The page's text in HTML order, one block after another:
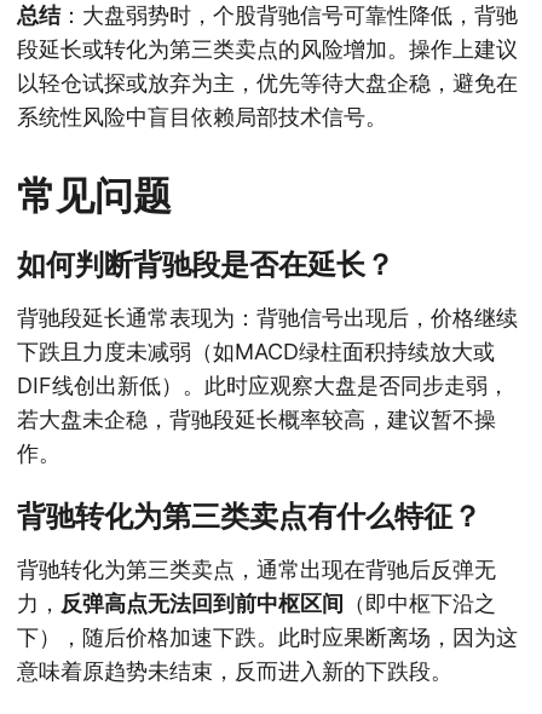
总结：大盘弱势时，个股背驰信号可靠性降低，背驰
段延长或转化为第三类卖点的风险增加。操作上建议
以轻仓试探或放弃为主，优先等待大盘企稳，避免在
系统性风险中盲目依赖局部技术信号。
常见问题
如何判断背驰段是否在延长？
背驰段延长通常表现为：背驰信号出现后，价格继续
下跌且力度未减弱（如MACD绿柱面积持续放大或
DIF线创出新低）。此时应观察大盘是否同步走弱，
若大盘未企稳，背驰段延长概率较高，建议暂不操
作。
背驰转化为第三类卖点有什么特征？
背驰转化为第三类卖点，通常出现在背驰后反弹无
力， 反弹高点无法回到前中枢区间 （即中枢下沿之
下），随后价格加速下跌。此时应果断离场，因为这
意味着原趋势未结束，反而进入新的下跌段。